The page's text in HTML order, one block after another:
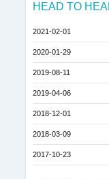
HEAD TO
2021-02-01
2020-01-29
2019-08-11
2019-04-06
2018-12-01
2018-03-09
2017-10-23